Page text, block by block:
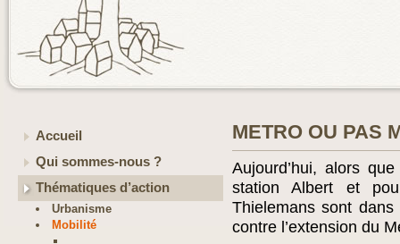
Accueil
Qui sommes-nous ?
Thématiques d’action
Urbanisme
Mobilité
METRO OU PAS
Aujourd’hui, alors
station Albert et
Thielemans sont
contre l’extension du